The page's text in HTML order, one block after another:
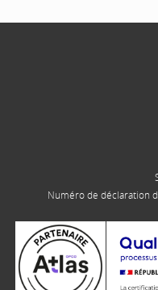
Numéro de déclaration